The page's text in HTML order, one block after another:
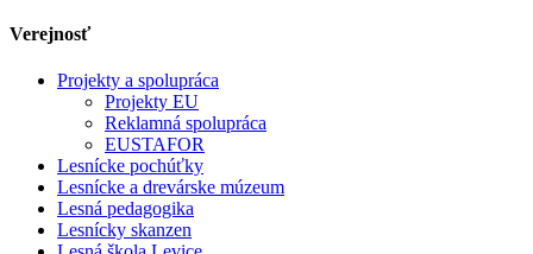
Verejnosť
Projekty a spolupráca
Projekty EU
Reklamná spolupráca
EUSTAFOR
Lesnícke pochúťky
Lesnícke a drevárske múzeum
Lesná pedagogika
Lesnícky skanzen